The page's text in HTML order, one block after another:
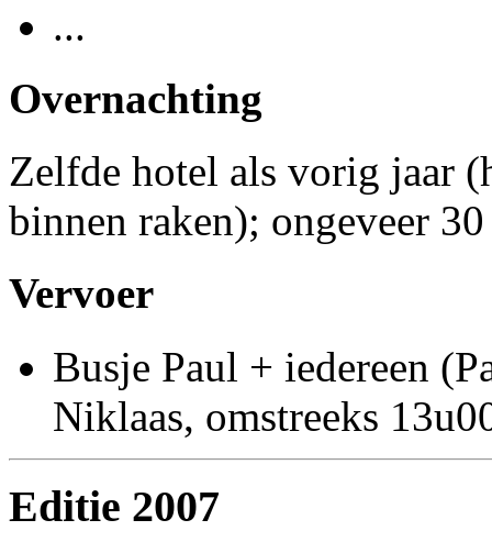
...
Overnachting
Zelfde hotel als vorig jaar
binnen raken); ongeveer
Vervoer
Busje Paul + iedereen
Niklaas, omstreeks
Editie 2007